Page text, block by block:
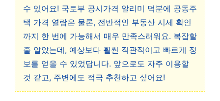
수 있어요! 국토부 공시가격 알리미 덕분에 공동주
택 가격 열람은 물론, 전반적인 부동산 시세 확인
까지 한 번에 가능해서 매우 만족스러워요. 복잡할
줄 알았는데, 예상보다 훨씬 직관적이고 빠르게 정
보를 얻을 수 있었답니다. 앞으로도 자주 이용할
것 같고, 주변에도 적극 추천하고 싶어요!